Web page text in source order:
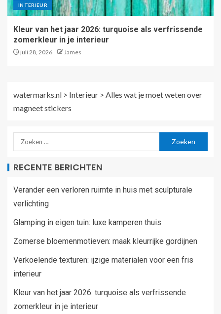
INTERIEUR
Kleur van het jaar 2026: turquoise als verfrissende
zomerkleur in je interieur
juli 28, 2026 James
watermarks.nl > Interieur > Alles wat je moet weten over
magneet stickers
RECENTE BERICHTEN
Verander een verloren ruimte in huis met sculpturale
verlichting
Glamping in eigen tuin: luxe kamperen thuis
Zomerse bloemenmotieven: maak kleurrijke gordijnen
Verkoelende texturen: ijzige materialen voor een fris
interieur
Kleur van het jaar 2026: turquoise als verfrissende
zomerkleur in je interieur